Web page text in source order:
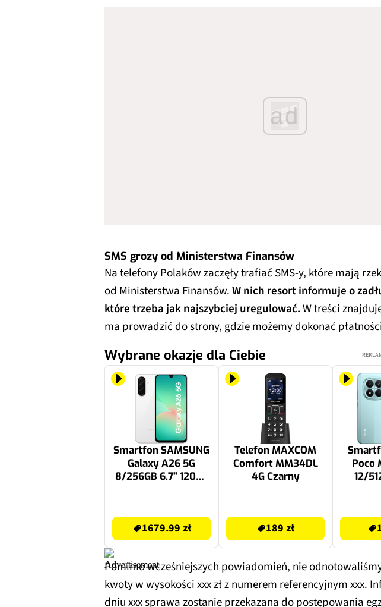
ad
SMS grozy od Ministerstwa Finansów
Na telefony Polaków zaczęły trafiać SMS-y, które mają
od Ministerstwa Finansów.W nich resort informuje o
które trzeba jak najszybciej uregulować.W treści
ma prowadzić do strony, gdzie możemy dokonać
Wybrane okazje dla Ciebie
Smartfon SAMSUNG
Galaxy A26 5G
8/256GB 6.7" 120Hz
1679.99 zł
Telefon MAXCOM
Comfort MM34DL
4G Czarny
189 zł
Poco
12/
Pomimo wcześniejszych powiadomień, nie
kwoty w wysokości xxx zł z numerem referencyjnym xxx.
dniu xxx sprawa zostanie przekazana do postępowania